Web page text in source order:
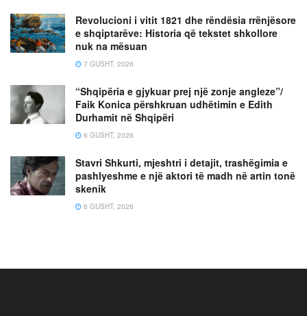
Revolucioni i vitit 1821 dhe rëndësia rrënjësore
e shqiptarëve: Historia që tekstet shkollore
nuk na mësuan
7 GUSHT, 2026
“Shqipëria e gjykuar prej një zonje angleze”/
Faik Konica përshkruan udhëtimin e Edith
Durhamit në Shqipëri
6 GUSHT, 2026
Stavri Shkurti, mjeshtri i detajit, trashëgimia e
pashlyeshme e një aktori të madh në artin tonë
skenik
6 GUSHT, 2026